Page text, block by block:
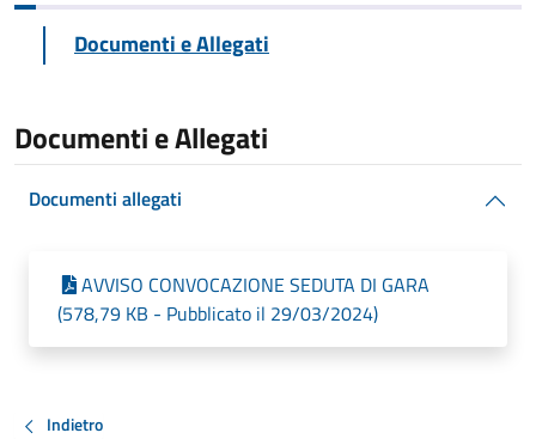
Documenti e Allegati
Documenti e Allegati
Documenti allegati
AVVISO CONVOCAZIONE SEDUTA DI GARA
(578,79 KB - Pubblicato il 29/03/2024)
Indietro